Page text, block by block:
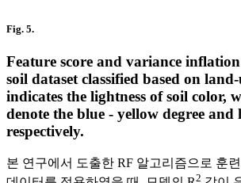
Fig. 5.
Feature score and variance
soil dataset classified based on
indicates the lightness of soil color,
denote the blue - yellow degree and
respectively.
본 연구에서 도출한 RF 알고리즘으로 훈
2